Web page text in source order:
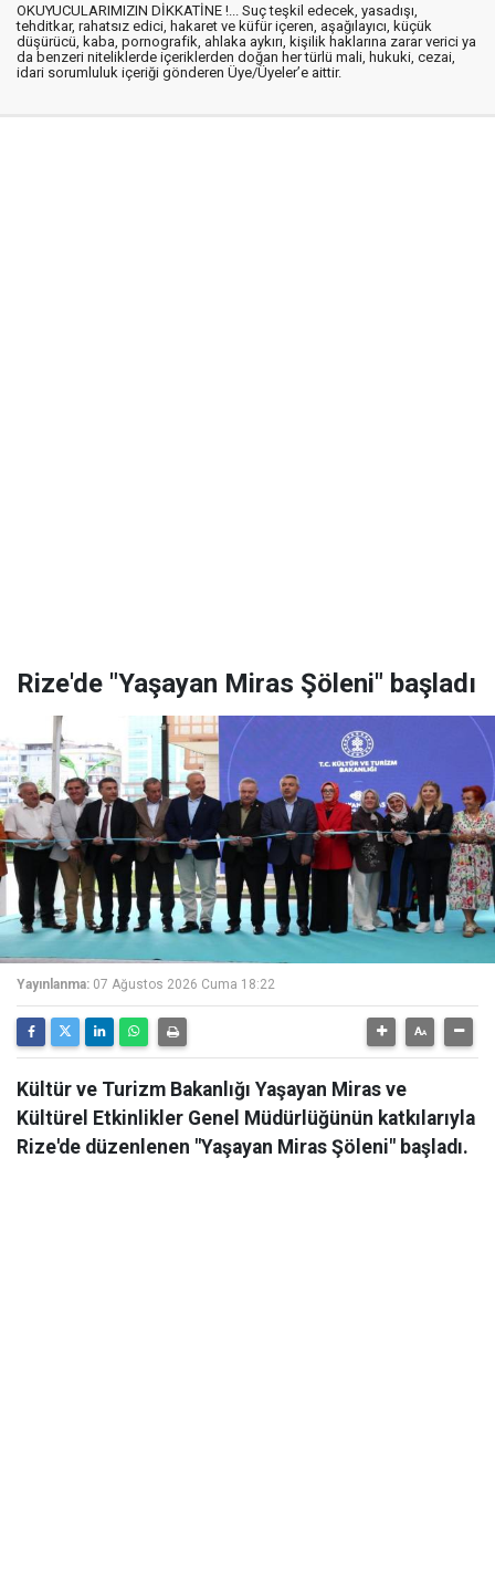
OKUYUCULARIMIZIN DİKKATİNE !... Suç teşkil edecek, yasadışı,
tehditkar, rahatsız edici, hakaret ve küfür içeren, aşağılayıcı, küçük
düşürücü, kaba, pornografik, ahlaka aykırı, kişilik haklarına zarar verici ya
da benzeri niteliklerde içeriklerden doğan her türlü mali, hukuki, cezai,
idari sorumluluk içeriği gönderen Üye/Üyeler’e aittir.
Rize'de "Yaşayan Miras Şöleni" başladı
Yayınlanma: 07 Ağustos 2026 Cuma 18:22
Kültür ve Turizm Bakanlığı Yaşayan Miras ve
Kültürel Etkinlikler Genel Müdürlüğünün katkılarıyla
Rize'de düzenlenen "Yaşayan Miras Şöleni" başladı.